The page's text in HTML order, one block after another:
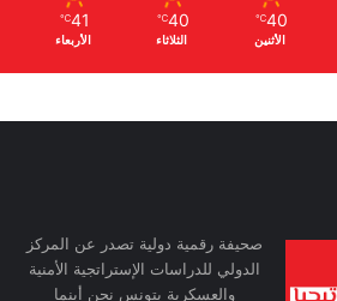
40
℃
الأثنين
40
℃
الثلاثاء
41
℃
الأربعاء
صحيفة رقمية دولية تصدر عن المركز
الدولي للدراسات الإستراتجية الأمنية
والعسكرية بتونس نحن أينما